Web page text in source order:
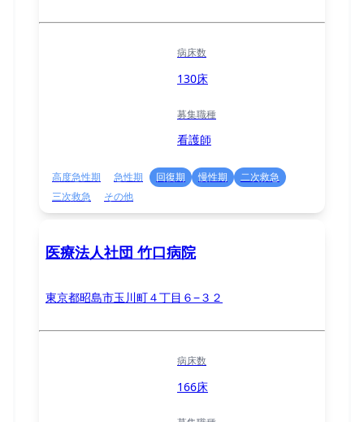
病床数
130床
募集職種
看護師
高度急性期 急性期 回復期 慢性期
二次救急
三次救急
その他
医療法人社団 竹口病院
東京都昭島市玉川町４丁目６−３２
病床数
166床